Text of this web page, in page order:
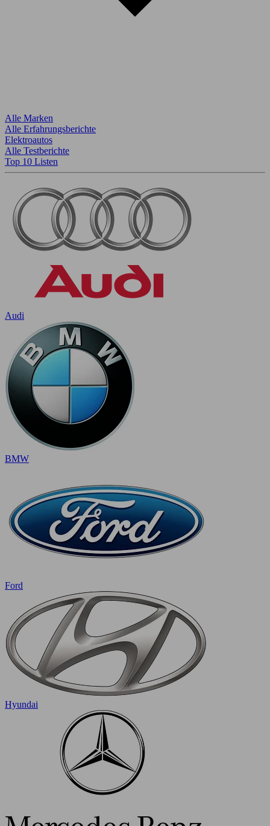
Alle Marken
Alle Erfahrungsberichte
Elektroautos
Alle Testberichte
Top 10 Listen
Audi
BMW
Ford
Hyundai